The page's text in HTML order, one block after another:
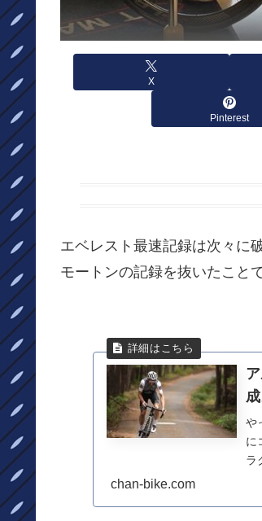
X
Pinterest
エベレスト最速記録は次々に
モートンの記録を抜いたこと
や
に
ラ
chan-bike.com